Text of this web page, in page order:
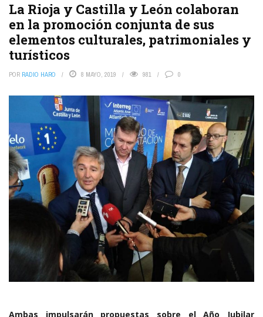
La Rioja y Castilla y León colaboran
en la promoción conjunta de sus
elementos culturales, patrimoniales y
turísticos
POR RADIO HARO 8 MAYO, 2019 981 0
Ambas impulsarán propuestas sobre el Año Jubilar